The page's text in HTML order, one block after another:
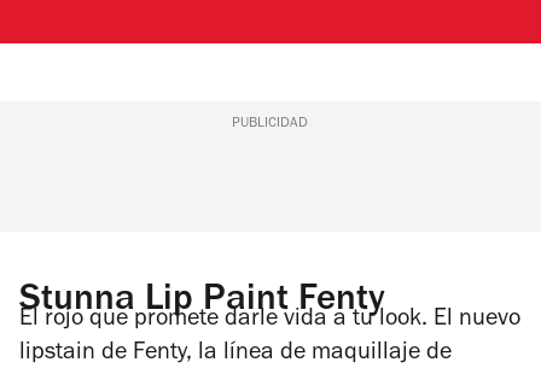
PUBLICIDAD
Stunna Lip Paint Fenty
El rojo que promete darle vida a tu look. El nuevo
lipstain de Fenty, la línea de maquillaje de